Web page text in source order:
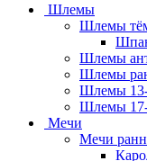
Шлемы
Шлемы
Шлемы
Шлемы
Шлемы 13-
Шлемы 17-
Мечи
Мечи